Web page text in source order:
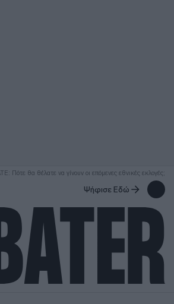
Πότε θα θέλατε να γίνουν οι επόμενες εθνικές εκλογές;
Ψήφισε Εδώ